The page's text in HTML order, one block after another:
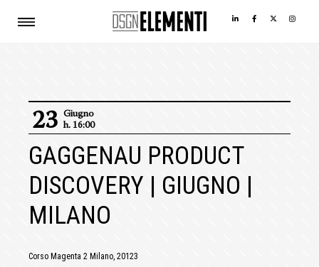
23
Giugno
h. 16:00
GAGGENAU PRODUCT
DISCOVERY | GIUGNO |
MILANO
Corso Magenta 2 Milano, 20123